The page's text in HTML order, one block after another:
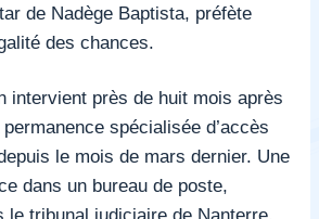
de Nadège Baptista, préfète
des chances.
intervient près de huit mois après
spécialisée d’accès
le mois de mars dernier. Une
dans un bureau de poste,
le tribunal judiciaire de Nanterre.